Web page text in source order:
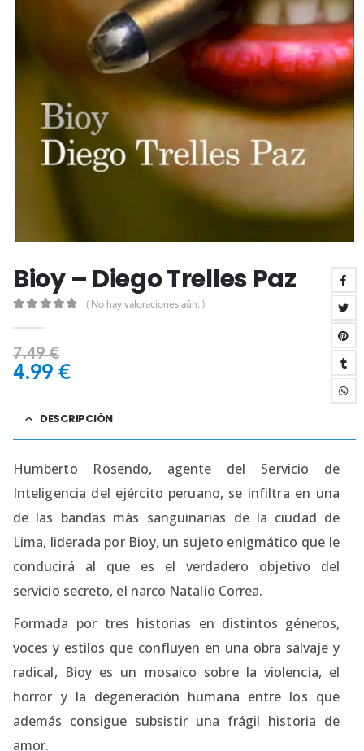
Bioy – Diego Trelles Paz
( No hay valoraciones aún. )
7.49€
4.99 €
DESCRIPCIÓN
Humberto Rosendo, agente del Servicio de
Inteligencia del ejército peruano, se infiltra en una
de las bandas más sanguinarias de la ciudad de
Lima, liderada por Bioy, un sujeto enigmático que le
conducirá al que es el verdadero objetivo del
servicio secreto, el narco Natalio Correa.
Formada por tres historias en distintos géneros,
voces y estilos que confluyen en una obra salvaje y
radical, Bioy es un mosaico sobre la violencia, el
horror y la degeneración humana entre los que
además consigue subsistir una frágil historia de
amor.